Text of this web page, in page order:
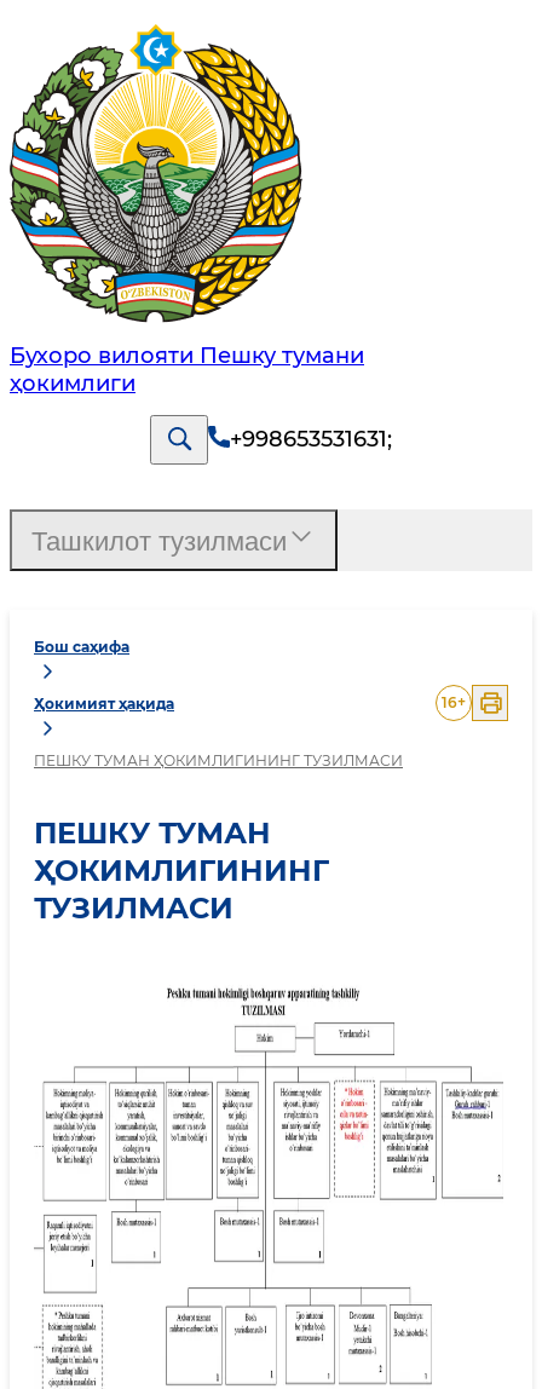
Бухоро вилояти Пешку тумани
ҳокимлиги
+998653531631;
Бош саҳифа
Ҳокимият ҳақида
ПЕШКУ ТУМАН ҲОКИМЛИГИНИНГ ТУЗИЛМАСИ
16+
ПЕШКУ ТУМАН
ҲОКИМЛИГИНИНГ
ТУЗИЛМАСИ
Ташкилот тузилмаси